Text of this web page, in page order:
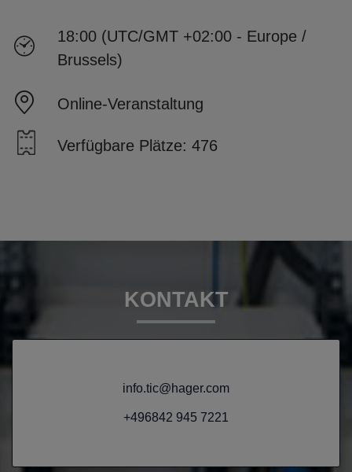
18:00 (UTC/GMT +02:00 - Europe /
Brussels)
Online-Veranstaltung
Verfügbare Plätze: 476
KONTAKT
info.tic@hager.com
+496842 945 7221